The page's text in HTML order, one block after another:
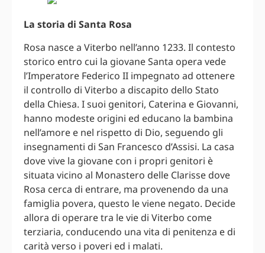
La storia di Santa Rosa
Rosa nasce a Viterbo nell’anno 1233. Il contesto
storico entro cui la giovane Santa opera vede
l’Imperatore Federico II impegnato ad ottenere
il controllo di Viterbo a discapito dello Stato
della Chiesa. I suoi genitori, Caterina e Giovanni,
hanno modeste origini ed educano la bambina
nell’amore e nel rispetto di Dio, seguendo gli
insegnamenti di San Francesco d’Assisi. La casa
dove vive la giovane con i propri genitori è
situata vicino al Monastero delle Clarisse dove
Rosa cerca di entrare, ma provenendo da una
famiglia povera, questo le viene negato. Decide
allora di operare tra le vie di Viterbo come
terziaria, conducendo una vita di penitenza e di
carità verso i poveri ed i malati.